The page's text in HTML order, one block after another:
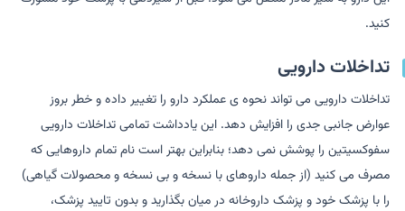
کنید.
تداخلات دارویی
تداخلات دارویی می تواند نحوه ی عملکرد دارو را تغییر داده و خطر بروز
عوارض جانبی جدی را افزایش دهد. این یادداشت تمامی تداخلات دارویی
سفوکسیتین را پوشش نمی دهد؛ بنابراین بهتر است نام تمام داروهایی که
مصرف می کنید (از جمله داروهای با نسخه و بی نسخه و محصولات گیاهی)
را با پزشک خود و پزشک داروخانه در میان بگذارید و بدون تایید پزشک،